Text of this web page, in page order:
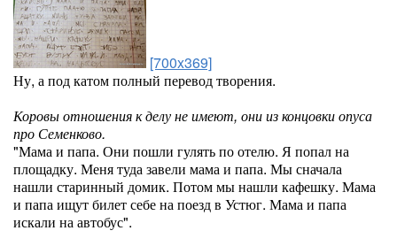
[700x369]
Ну, а под катом полный перевод творения.
Коровы отношения к делу не имеют, они из концовки опуса
про Семенково.
"Мама и папа. Они пошли гулять по отелю. Я попал на
площадку. Меня туда завели мама и папа. Мы сначала
нашли старинный домик. Потом мы нашли кафешку. Мама
и папа ищут билет себе на поезд в Устюг. Мама и папа
искали на автобус".